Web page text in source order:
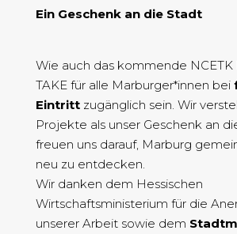
Ein Geschenk an die Stadt
Wie auch das kommende NCETK
TAKE für alle Marburger*innen bei
Eintrittzugänglich sein. Wir
Projekte als unser Geschenk an
freuen uns darauf, Marburg
neu zu entdecken.
Wir danken dem Hessischen
Wirtschaftsministerium für die
unserer Arbeit sowie dem